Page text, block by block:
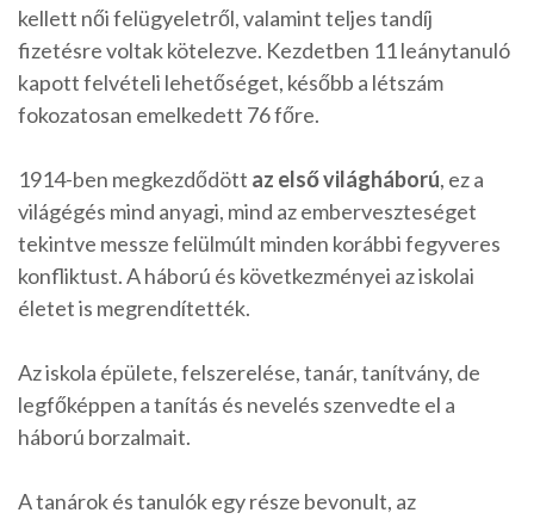
kellett női felügyeletről, valamint teljes tandíj
fizetésre voltak kötelezve. Kezdetben 11 leánytanuló
kapott felvételi lehetőséget, később a létszám
fokozatosan emelkedett 76 főre.
1914-ben megkezdődött az első világháború, ez a
világégés mind anyagi, mind az emberveszteséget
tekintve messze felülmúlt minden korábbi fegyveres
konfliktust. A háború és következményei az iskolai
életet is megrendítették.
Az iskola épülete, felszerelése, tanár, tanítvány, de
legfőképpen a tanítás és nevelés szenvedte el a
háború borzalmait.
A tanárok és tanulók egy része bevonult, az